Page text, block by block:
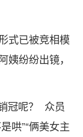
式已被竞相模
纷纷出镜，
冠呢？ 众员
哄”“俩美女主